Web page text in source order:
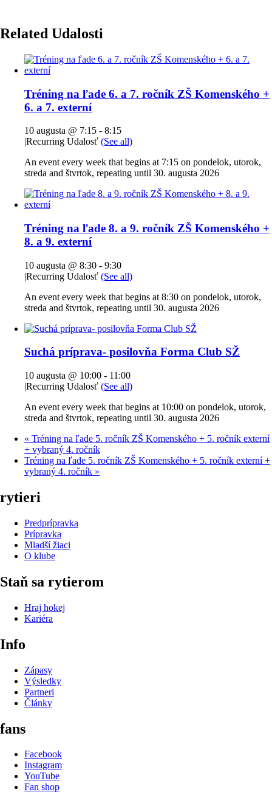
Related Udalosti
Tréning na ľade 6. a 7. ročník ZŠ Komenského +
6. a 7. externí
10 augusta @ 7:15 - 8:15
|Recurring Udalosť (See all)
An event every week that begins at 7:15 on pondelok, utorok,
streda and štvrtok, repeating until 30. augusta 2026
Tréning na ľade 8. a 9. ročník ZŠ Komenského +
8. a 9. externí
10 augusta @ 8:30 - 9:30
|Recurring Udalosť (See all)
An event every week that begins at 8:30 on pondelok, utorok,
streda and štvrtok, repeating until 30. augusta 2026
Suchá príprava- posilovňa Forma Club SŽ
10 augusta @ 10:00 - 11:00
|Recurring Udalosť (See all)
An event every week that begins at 10:00 on pondelok, utorok,
streda and štvrtok, repeating until 30. augusta 2026
« Tréning na ľade 5. ročník ZŠ Komenského + 5. ročník externí
+ vybraný 4. ročník
Tréning na ľade 5. ročník ZŠ Komenského + 5. ročník externí +
vybraný 4. ročník »
rytieri
Predprípravka
Prípravka
Mladší žiaci
O klube
Staň sa rytierom
Hraj hokej
Kariéra
Info
Zápasy
Výsledky
Partneri
Články
fans
Facebook
Instagram
YouTube
Fan shop